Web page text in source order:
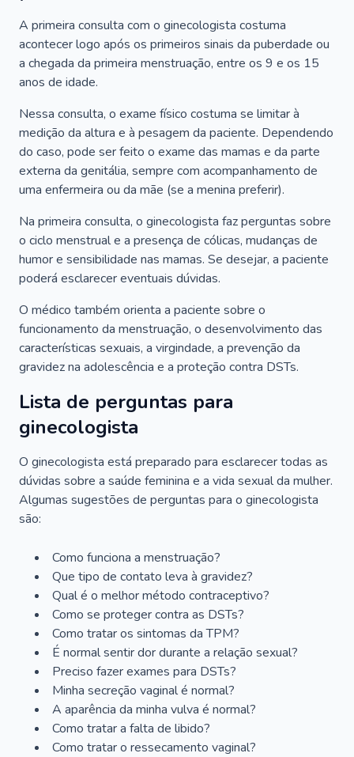
A primeira consulta com o ginecologista costuma
acontecer logo após os primeiros sinais da puberdade ou
a chegada da primeira menstruação, entre os 9 e os 15
anos de idade.
Nessa consulta, o exame físico costuma se limitar à
medição da altura e à pesagem da paciente. Dependendo
do caso, pode ser feito o exame das mamas e da parte
externa da genitália, sempre com acompanhamento de
uma enfermeira ou da mãe (se a menina preferir).
Na primeira consulta, o ginecologista faz perguntas sobre
o ciclo menstrual e a presença de cólicas, mudanças de
humor e sensibilidade nas mamas. Se desejar, a paciente
poderá esclarecer eventuais dúvidas.
O médico também orienta a paciente sobre o
funcionamento da menstruação, o desenvolvimento das
características sexuais, a virgindade, a prevenção da
gravidez na adolescência e a proteção contra DSTs.
Lista de perguntas para
ginecologista
O ginecologista está preparado para esclarecer todas as
dúvidas sobre a saúde feminina e a vida sexual da mulher.
Algumas sugestões de perguntas para o ginecologista
são:
Como funciona a menstruação?
Que tipo de contato leva à gravidez?
Qual é o melhor método contraceptivo?
Como se proteger contra as DSTs?
Como tratar os sintomas da TPM?
É normal sentir dor durante a relação sexual?
Preciso fazer exames para DSTs?
Minha secreção vaginal é normal?
A aparência da minha vulva é normal?
Como tratar a falta de libido?
Como tratar o ressecamento vaginal?